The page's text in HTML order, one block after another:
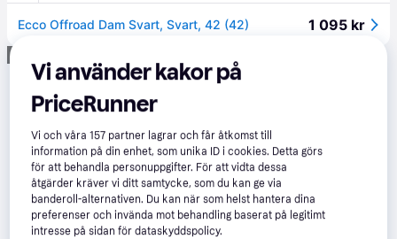
Ecco Offroad Dam Svart, Svart, 42 (42) 1 095 kr
Annons
Vi använder kakor på
PriceRunner
Vi och våra157 partner lagrar och får åtkomst till
information på din enhet, som unika ID i cookies. Detta görs
för att behandla personuppgifter. För att vidta dessa
åtgärder kräver vi ditt samtycke, som du kan ge via
banderoll-alternativen. Du kan när som helst hantera dina
preferenser och invända mot behandling baserat på legitimt
intresse på sidan för dataskyddspolicy.